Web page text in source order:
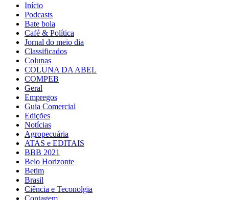
Início
Podcasts
Bate bola
Café & Política
Jornal do meio dia
Classificados
Colunas
COLUNA DA ABEL
COMPEB
Geral
Empregos
Guia Comercial
Edições
Notícias
Agropecuária
ATAS e EDITAIS
BBB 2021
Belo Horizonte
Betim
Brasil
Ciência e Teconolgia
Contagem